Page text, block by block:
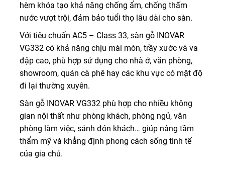
hèm khóa tạo khả năng chống ẩm, chống thấm
nước vượt trội, đảm bảo tuổi thọ lâu dài cho sàn.
Với tiêu chuẩn AC5 – Class 33, sàn gỗ INOVAR
VG332 có khả năng chịu mài mòn, trầy xước và va
đập cao, phù hợp sử dụng cho nhà ở, văn phòng,
showroom, quán cà phê hay các khu vực có mật độ
đi lại thường xuyên.
Sàn gỗ INOVAR VG332 phù hợp cho nhiều không
gian nội thất như phòng khách, phòng ngủ, văn
phòng làm việc, sảnh đón khách… giúp nâng tầm
thẩm mỹ và khẳng định phong cách sống tinh tế
của gia chủ.